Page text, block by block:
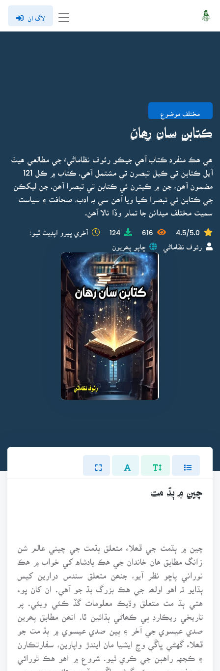
لاگ ان
مختلف موضوع
ڪتابن سان رھاڻ
ھي ھڪ منفرد ڪتاب آھي جيڪو رئوف نظاماڻيءَ جي مطالعي ھيٺ
آيل ڪتابن تي ڪيل تبصرن تي مشتمل آھي. ڪتاب ۾ ڪل 121
مضمون آھن، جن ۾ ڪيترن ئي ڪتابن تي تبصرا آھن. جن ليکڪن
جي ڪتابن تي تبصرا ڪيا ويا آھن سي بہ ادب، صحافت ۽ سياست
سميت مختلف ميدانن جا تمام وڏا نالا آھن.
4.5/5.0
616
124 آخري ڀيرو اپڊيٽ ٿيو:
رئوف نظاماڻي ڇاپو پھريون
چين ۾ ٻڌ مت
چين ۾ ٻڌمت جي ڦھلاء متعلق ٻڌمت جي چيني عالم شن
زانگ مطابق هان خاندان جي هڪ بادشاه کي خواب ۾ هڪ
نوراني پاڇو نظر آيو، جنھن متعلق سندس درارين کيس
ٻڌايو تہ اهو اولھہ جي هڪ بزرگ ٻڌ جو آهي. ان کان پوء
هتي ٻڌ مت متعلق وڌيڪ معلومات گڏ ڪئي ويئي. پر
تاريخي ريڪارڊ ٻي ڪھاڻي ٻڌائين ٿا. انھن مطابق پھرين
صدي عيسوي جي آخر ۽ ٻين صدي عيسوي ۾ ٻڌ مت جو
ڦھلاء گهڻي ڀاڱي وچ ايشيا مان ايندڙ واپارين، سفارتڪارن
۽ ڪجهہ راهبن جي ڪري ٿيو. شروع ۾ اهو هڪ ٿورائي
جو مذهب هو، جيڪو گهڻي ڀاڱي پرڏيھين تائين محدود هو.